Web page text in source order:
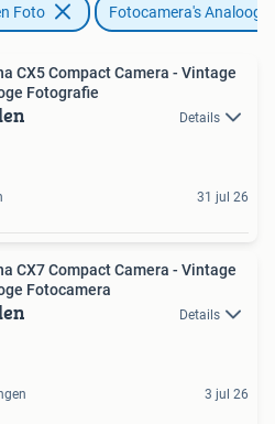
Foto Fotocamera's Analoog
CX5 Compact Camera - Vintage
Fotografie
Details
31 jul 26
CX7 Compact Camera - Vintage
Fotocamera
Details
3 jul 26